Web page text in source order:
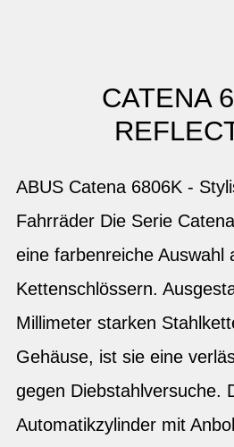
CATENA
ABUS Catena 6806K -
Fahrräder Die Serie
eine farbenreiche Auswahl
Kettenschlössern.
Millimeter starken
Gehäuse, ist sie eine
gegen Diebstahlversuche.
Automatikzylinder mit